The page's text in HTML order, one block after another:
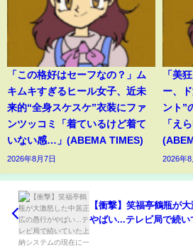
「この格好はセーフなの？」ム
キムキすぎるヒール女子、近未
来的“全身スケスケ”衣装にファ
ンツッコミ「着ているけど着て
いない感…」(ABEMA TIMES)
2026年8月7日
「美
ー、
ント”
「え
2026年8
【衝撃】笑福亭鶴瓶が
やばい...テレビ局で続